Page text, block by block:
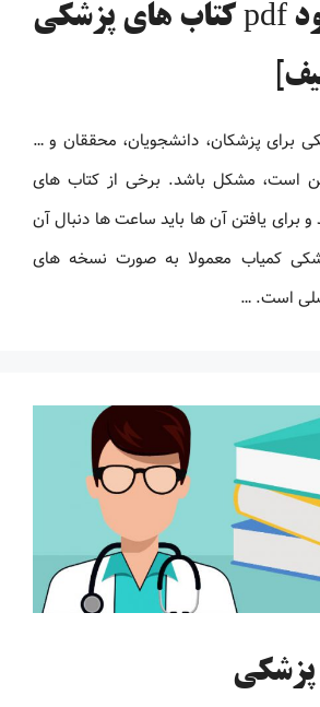
خرید و دانلود pdf کتاب های پزشکی
برای پزشکان، دانشجویان، محققان و …
است، مشکل باشد. برخی از کتاب های
برای یافتن آن ها باید ساعت ها دنبال آن
کمیاب معمولا به صورت نسخه های
است. …